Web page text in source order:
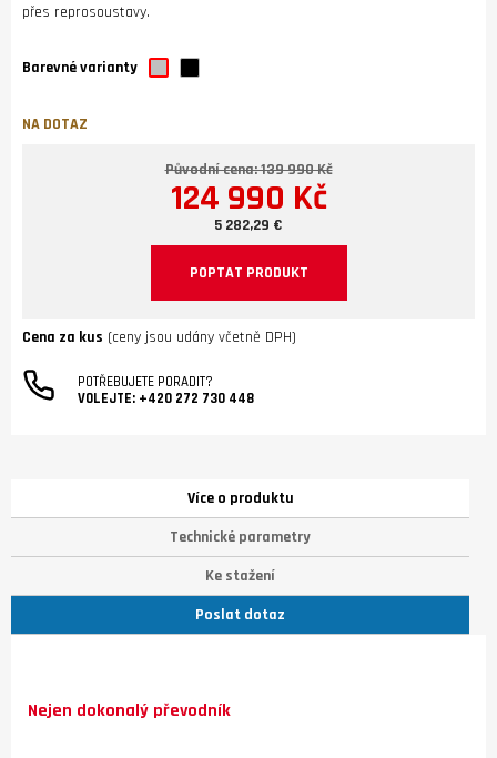
přes reprosoustavy.
Barevné varianty
NA DOTAZ
Původní cena: 139 990 Kč
124 990 Kč
5 282,29 €
POPTAT PRODUKT
Cena za kus (ceny jsou udány včetně DPH)
POTŘEBUJETE PORADIT?
VOLEJTE: +420 272 730 448
Více o produktu
Technické parametry
Ke stažení
Poslat dotaz
Nejen dokonalý převodník